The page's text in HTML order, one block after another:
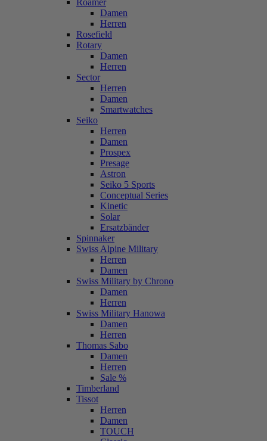
Roamer
Damen
Herren
Rosefield
Rotary
Damen
Herren
Sector
Herren
Damen
Smartwatches
Seiko
Herren
Damen
Prospex
Presage
Astron
Seiko 5 Sports
Conceptual Series
Kinetic
Solar
Ersatzbänder
Spinnaker
Swiss Alpine Military
Herren
Damen
Swiss Military by Chrono
Damen
Herren
Swiss Military Hanowa
Damen
Herren
Thomas Sabo
Damen
Herren
Sale %
Timberland
Tissot
Herren
Damen
TOUCH